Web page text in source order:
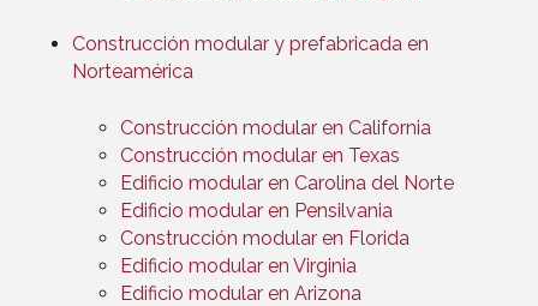
Construcción modular y prefabricada en
Norteamérica
Construcción modular en California
Construcción modular en Texas
Edificio modular en Carolina del Norte
Edificio modular en Pensilvania
Construcción modular en Florida
Edificio modular en Virginia
Edificio modular en Arizona